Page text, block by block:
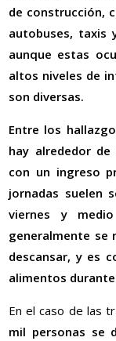
de construcción,
autobuses, taxis
aunque estas
altos niveles de
son diversas.
Entre los
hay alrededor
con un ingreso
jornadas suelen
viernes y
generalmente se
descansar, y es
alimentos
En el caso de las
mil personas se